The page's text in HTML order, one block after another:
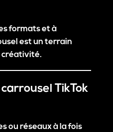
formats et à
est un terrain
créativité.
TikTok
ou réseaux à la fois